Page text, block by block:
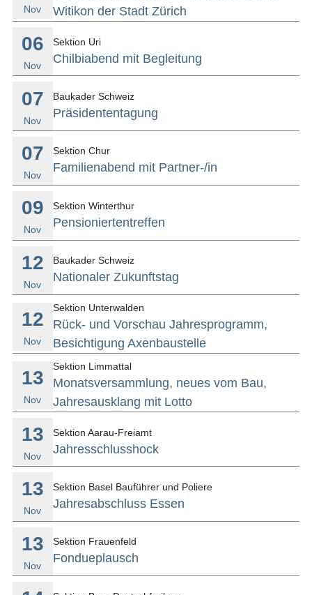
Nov
Witikon der Stadt Zürich
06
Nov
Sektion Uri
Chilbiabend mit Begleitung
07
Nov
Baukader Schweiz
Präsidententagung
07
Nov
Sektion Chur
Familienabend mit Partner-/in
09
Nov
Sektion Winterthur
Pensioniertentreffen
12
Nov
Baukader Schweiz
Nationaler Zukunftstag
12
Nov
Sektion Unterwalden
Rück- und Vorschau Jahresprogramm,
Besichtigung Axenbaustelle
13
Nov
Sektion Limmattal
Monatsversammlung, neues vom Bau,
Jahresausklang mit Lotto
13
Nov
Sektion Aarau-Freiamt
Jahresschlusshock
13
Nov
Sektion Basel Bauführer und Poliere
Jahresabschluss Essen
13
Nov
Sektion Frauenfeld
Fondueplausch